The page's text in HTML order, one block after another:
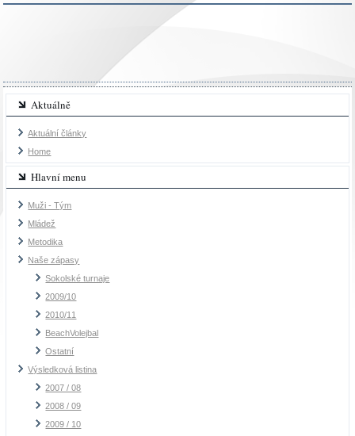
Aktuálně
Aktuální články
Home
Hlavní menu
Muži - Tým
Mládež
Metodika
Naše zápasy
Sokolské turnaje
2009/10
2010/11
BeachVolejbal
Ostatní
Výsledková listina
2007 / 08
2008 / 09
2009 / 10